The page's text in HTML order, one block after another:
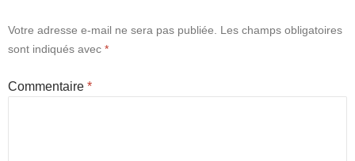
Votre adresse e-mail ne sera pas publiée.
Les champs obligatoires
sont indiqués avec *
Commentaire *